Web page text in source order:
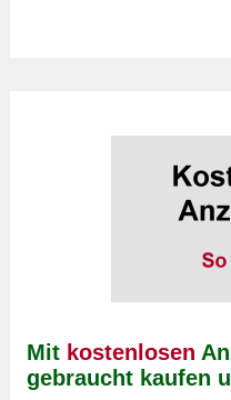
Mit kostenlosen
gebraucht kaufen